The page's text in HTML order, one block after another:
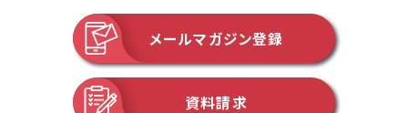
メールマガジン登録
資料請求